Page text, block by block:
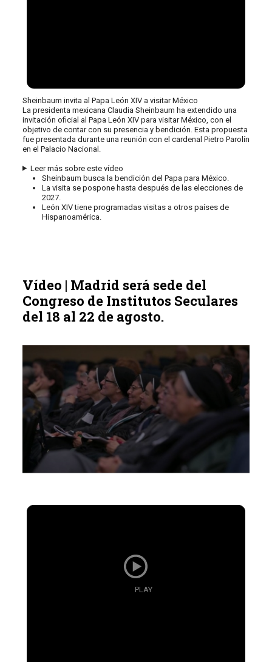
Sheinbaum invita al Papa León XIV a visitar México
La presidenta mexicana Claudia Sheinbaum ha extendido una
invitación oficial al Papa León XIV para visitar México, con el
objetivo de contar con su presencia y bendición. Esta propuesta
fue presentada durante una reunión con el cardenal Pietro Parolín
en el Palacio Nacional.
Leer más sobre este vídeo
Sheinbaum busca la bendición del Papa para México.
La visita se pospone hasta después de las elecciones de
2027.
León XIV tiene programadas visitas a otros países de
Hispanoamérica.
Vídeo | Madrid será sede del
Congreso de Institutos Seculares
del 18 al 22 de agosto.